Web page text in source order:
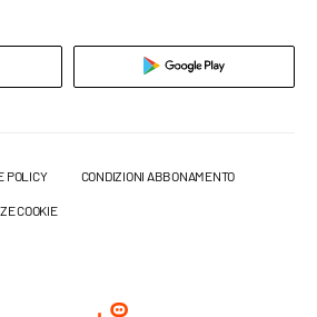
POLICY CONDIZIONI ABBONAMENTO
COOKIE